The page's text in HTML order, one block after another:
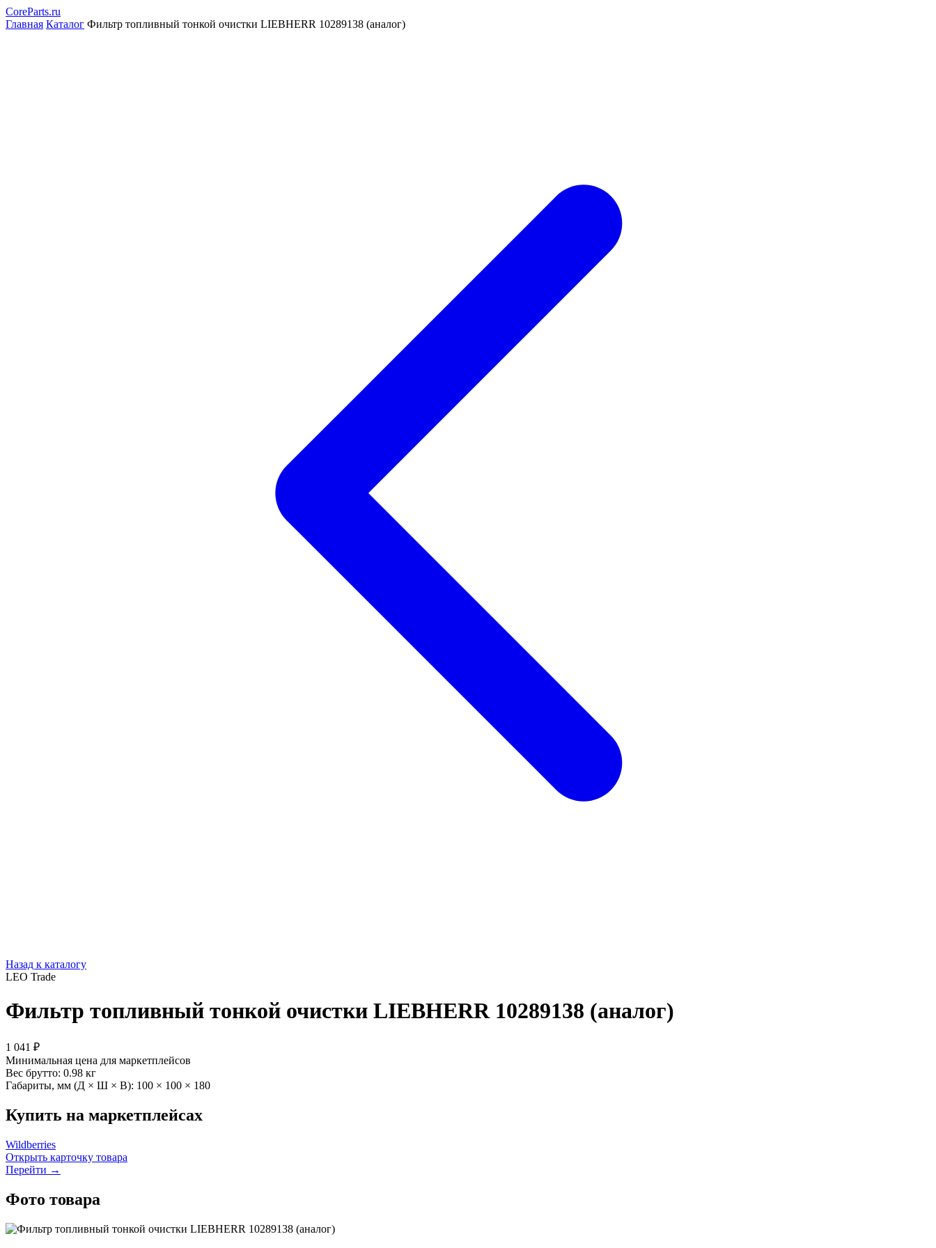
CoreParts.ru
Главная Каталог Фильтр топливный тонкой очистки LIEBHERR 10289138 (аналог)
Назад к каталогу
LEO Trade
Фильтр топливный тонкой очистки LIEBHERR 10289138 (аналог)
1 041 ₽
Минимальная цена для маркетплейсов
Вес брутто: 0.98 кг
Габариты, мм (Д × Ш × В): 100 × 100 × 180
Купить на маркетплейсах
Wildberries
Открыть карточку товара
Перейти →
Фото товара